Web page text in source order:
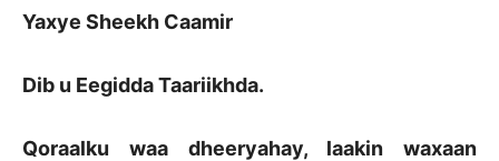
Yaxye Sheekh Caamir
Dib u Eegidda Taariikhda.
Qoraalku waa dheeryahay, laakin waxaan